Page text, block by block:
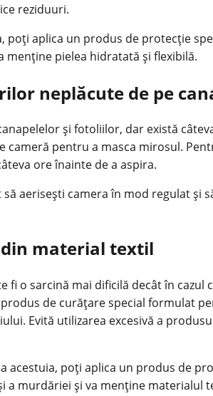
reziduuri.
poți aplica un produs de protecție
pielea hidratată și flexibilă.
neplăcute de pe
și fotoliilor, dar există
cameră pentru a masca mirosul.
ore înainte de a aspira.
aerisești camera în mod regulat și
material textil
o sarcină mai dificilă decât în cazul
de curățare special formulat
Evită utilizarea excesivă a
poți aplica un produs de
murdăriei și va menține materialul